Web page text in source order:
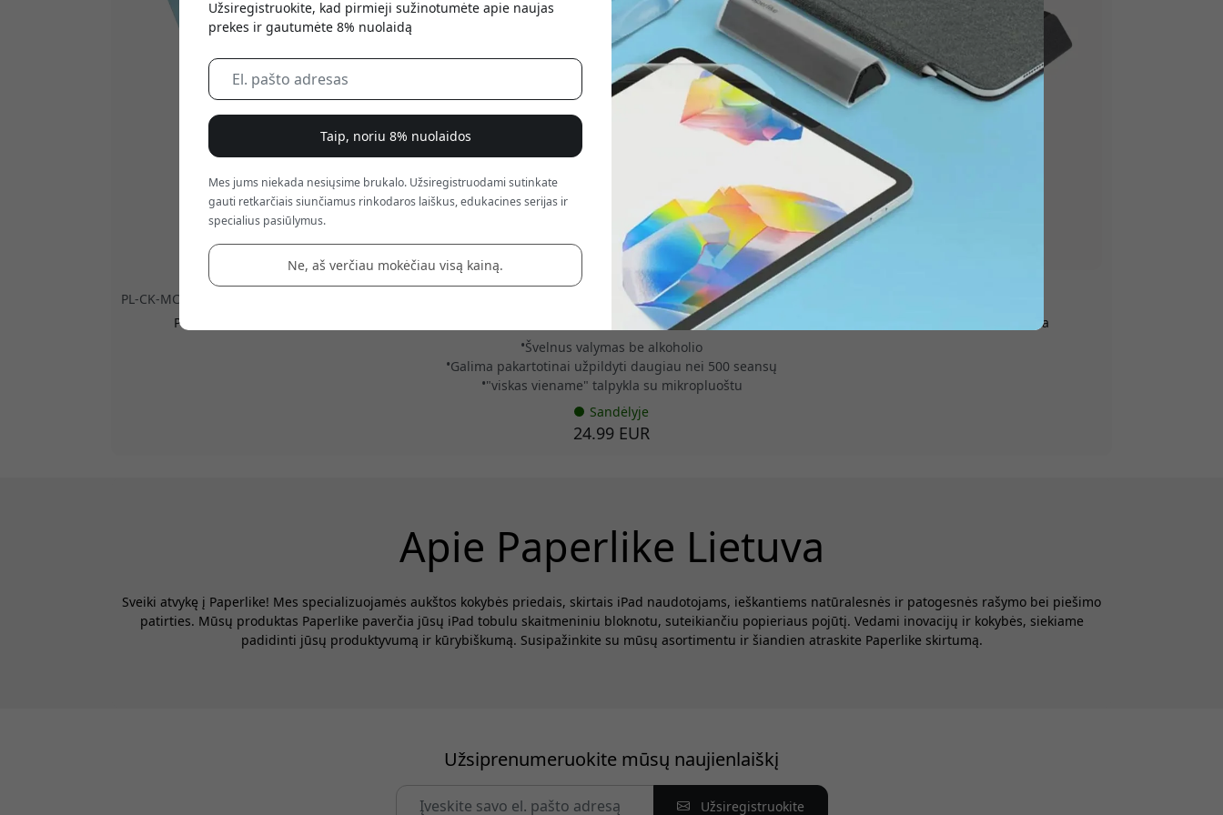
PL-CK-MC-23
Paperlike Rengöringssats V2 – papildomas, be alkoholio skirtas ekranų valymo rinkinys su 5 papildymo granulėmis ir purškimo buteliuku - Pilka
Švelnus valymas be alkoholio
Galima pakartotinai užpildyti daugiau nei 500 seansų
"viskas viename" talpykla su mikropluoštu
Sandėlyje
24.99 EUR
Apie Paperlike Lietuva
Sveiki atvykę į Paperlike! Mes specializuojamės aukštos kokybės priedais, skirtais iPad naudotojams, ieškantiems natūralesnės ir patogesnės rašymo bei piešimo
patirties. Mūsų produktas Paperlike paverčia jūsų iPad tobulu skaitmeniniu bloknotu, suteikiančiu popieriaus pojūtį. Vedami inovacijų ir kokybės, siekiame
padidinti jūsų produktyvumą ir kūrybiškumą. Susipažinkite su mūsų asortimentu ir šiandien atraskite Paperlike skirtumą.
Užsiprenumeruokite mūsų naujienlaiškį
Užsiregistruokite
Užsiregistruokite, kad pirmieji sužinotumėte apie naujas
prekes ir gautumėte 8% nuolaidą
Taip, noriu 8% nuolaidos
Mes jums niekada nesiųsime brukalo. Užsiregistruodami sutinkate
gauti retkarčiais siunčiamus rinkodaros laiškus, edukacines serijas ir
specialius pasiūlymus.
Ne, aš verčiau mokėčiau visą kainą.
atsiskaitydami.